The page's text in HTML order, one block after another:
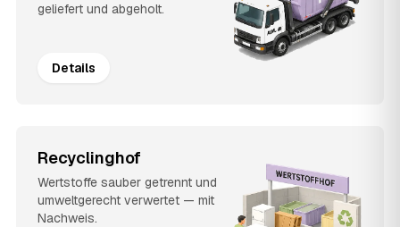
geliefert und abgeholt.
Details
Recyclinghof
Wertstoffe sauber getrennt und
umweltgerecht verwertet — mit
Nachweis.